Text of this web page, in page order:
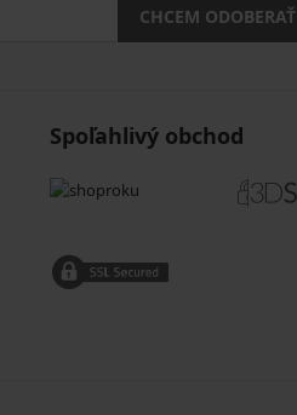
CHCEM ODOBERAŤ
Spoľahlivý obchod